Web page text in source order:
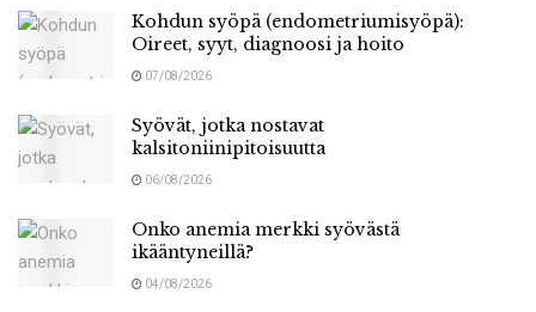
Kohdun syöpä (endometriumisyöpä):
Oireet, syyt, diagnoosi ja hoito
07/08/2026
Syövät, jotka nostavat
kalsitoniinipitoisuutta
06/08/2026
Onko anemia merkki syövästä
ikääntyneillä?
04/08/2026